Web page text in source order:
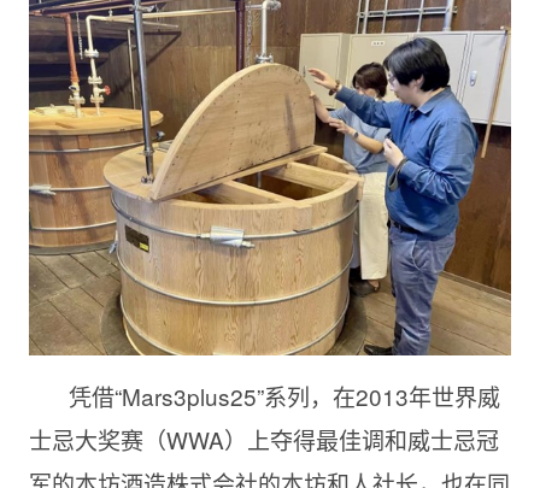
凭借“Mars3plus25”系列，在2013年世界威
士忌大奖赛（WWA）上夺得最佳调和威士忌冠